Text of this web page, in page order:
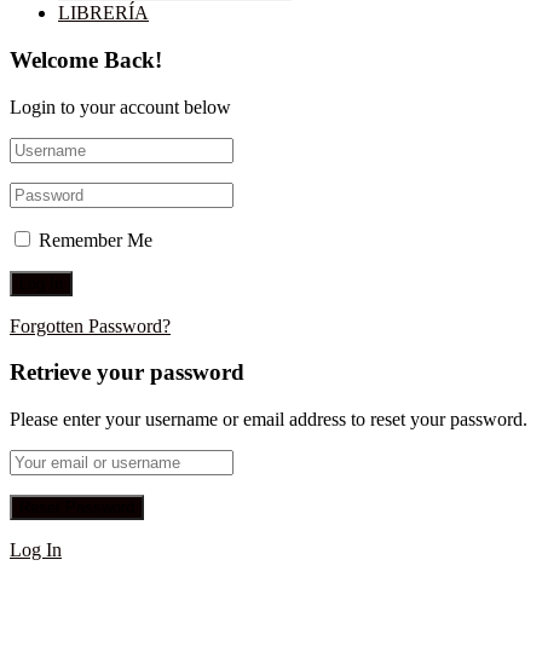
LIBRERÍA
Welcome Back!
Login to your account below
Remember Me
Forgotten Password?
Retrieve your password
Please enter your username or email address to reset your password.
Log In